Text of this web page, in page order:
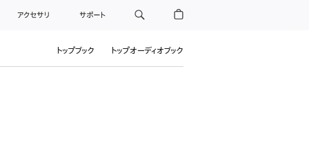
アクセサリ サポート
トップブック トップオーディオブック